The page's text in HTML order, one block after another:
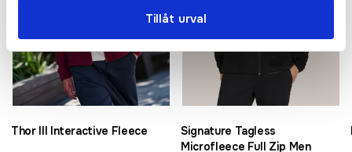
Tillåt urval
Thor III Interactive Fleece
Signature Tagless
Microfleece Full Zip Men